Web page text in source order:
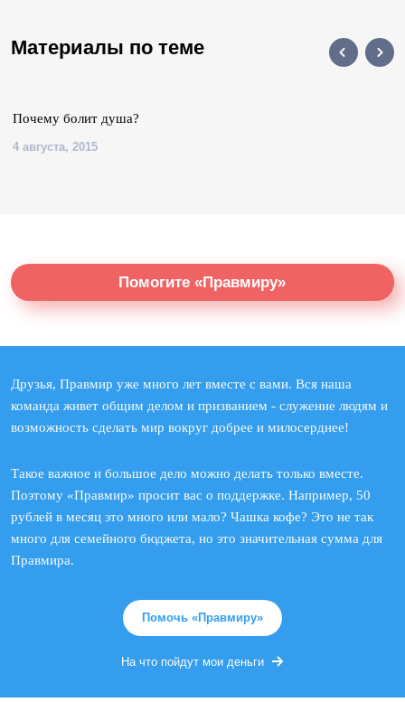
Материалы по теме
Почему болит душа?
4 августа, 2015
Помогите «Правмиру»
Друзья, Правмир уже много лет вместе с вами. Вся наша
команда живет общим делом и призванием - служение людям и
возможность сделать мир вокруг добрее и милосерднее!
Такое важное и большое дело можно делать только вместе.
Поэтому «Правмир» просит вас о поддержке. Например, 50
рублей в месяц это много или мало? Чашка кофе? Это не так
много для семейного бюджета, но это значительная сумма для
Правмира.
Помочь «Правмиру»
На что пойдут мои деньги